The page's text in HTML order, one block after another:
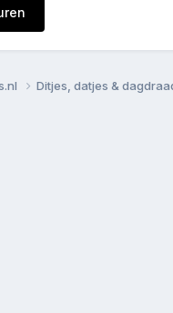
Ditjes, datjes &